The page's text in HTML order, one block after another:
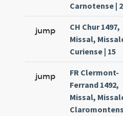
Carnotense |
jump
CH Chur 1497,
Missal,
Curiense | 15
jump
FR Clermont-
Ferrand 1492,
Missal,